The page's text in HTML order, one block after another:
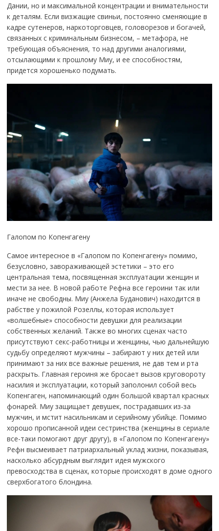
Дании, но и максимальной концентрации и внимательности
к деталям. Если визжащие свиньи, постоянно сменяющие в
кадре сутенеров, наркоторговцев, головорезов и богачей,
связанных с криминальным бизнесом, – метафора, не
требующая объяснения, то над другими аналогиями,
отсылающими к прошлому Миу, и ее способностям,
придется хорошенько подумать.
Галопом по Копенгагену
Самое интересное в «Галопом по Копенгагену» помимо,
безусловно, завораживающей эстетики – это его
центральная тема, посвященная эксплуатации женщин и
мести за нее. В новой работе Рефна все героини так или
иначе не свободны. Миу (Анжела Буданович) находится в
рабстве у пожилой Розеллы, которая использует
«волшебные» способности девушки для реализации
собственных желаний. Также во многих сценах часто
присутствуют секс-работницы и женщины, чью дальнейшую
судьбу определяют мужчины – забирают у них детей или
принимают за них все важные решения, не дав тем и рта
раскрыть. Главная героиня же бросает вызов круговороту
насилия и эксплуатации, который заполонил собой весь
Копенгаген, напоминающий один большой квартал красных
фонарей. Миу защищает девушек, пострадавших из-за
мужчин, и мстит насильникам и серийному убийце. Помимо
хорошо прописанной идеи сестринства (женщины в сериале
все-таки помогают друг другу), в «Галопом по Копенгагену»
Рефн высмеивает патриархальный уклад жизни, показывая,
насколько абсурдным выглядит идея мужского
превосходства в сценах, которые происходят в доме одного
сверхбогатого блондина.